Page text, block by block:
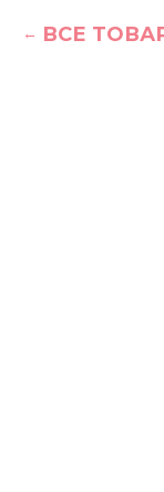
ВСЕ